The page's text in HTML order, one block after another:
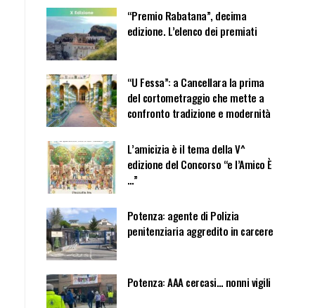
“Premio Rabatana”, decima
edizione. L’elenco dei premiati
“U Fessa”: a Cancellara la prima
del cortometraggio che mette a
confronto tradizione e modernità
L’amicizia è il tema della V^
edizione del Concorso “e l’Amico È
…”
Potenza: agente di Polizia
penitenziaria aggredito in carcere
Potenza: AAA cercasi… nonni vigili